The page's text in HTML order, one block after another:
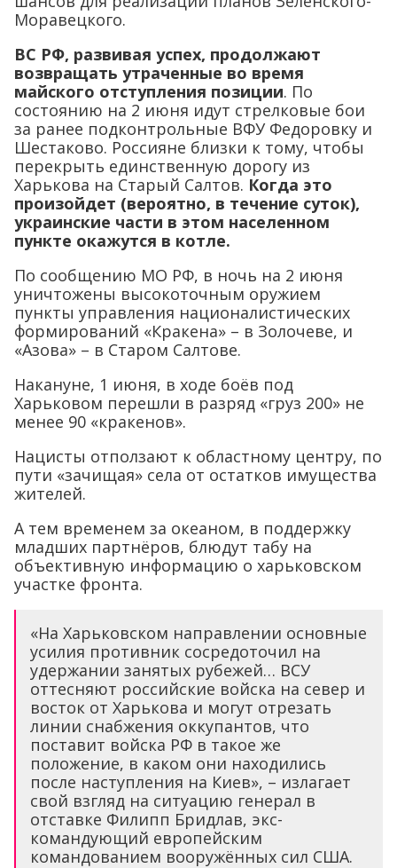
Моравецкого.
ВС РФ, развивая успех, продолжают
возвращать утраченные во время
майского отступления позиции. По
состоянию на 2 июня идут стрелковые бои
за ранее подконтрольные ВФУ Федоровку и
Шестаково. Россияне близки к тому, чтобы
перекрыть единственную дорогу из
Харькова на Старый Салтов. Когда это
произойдет (вероятно, в течение суток),
украинские части в этом населенном
пункте окажутся в котле.
По сообщению МО РФ, в ночь на 2 июня
уничтожены высокоточным оружием
пункты управления националистических
формирований «Кракена» – в Золочеве, и
«Азова» – в Старом Салтове.
Накануне, 1 июня, в ходе боёв под
Харьковом перешли в разряд «груз 200» не
менее 90 «кракенов».
Нацисты отползают к областному центру, по
пути «зачищая» села от остатков имущества
жителей.
А тем временем за океаном, в поддержку
младших партнёров, блюдут табу на
объективную информацию о харьковском
участке фронта.
«На Харьковском направлении основные
усилия противник сосредоточил на
удержании занятых рубежей… ВСУ
оттесняют российские войска на север и
восток от Харькова и могут отрезать
линии снабжения оккупантов, что
поставит войска РФ в такое же
положение, в каком они находились
после наступления на Киев», – излагает
свой взгляд на ситуацию генерал в
отставке Филипп Бридлав, экс-
командующий европейским
командованием вооружённых сил США.